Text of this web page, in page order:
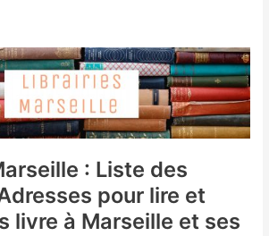
: Liste des
pour lire et
livre à Marseille et ses